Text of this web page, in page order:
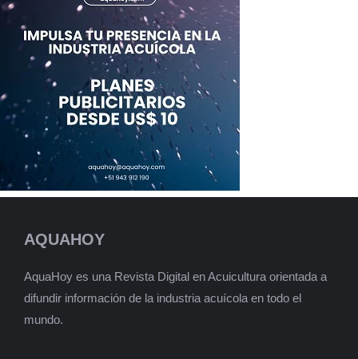
AQUAHOY
AquaHoy es una Revista Digital en Acuicultura orientada a
difundir información de la industria acuícola en todo el
mundo.